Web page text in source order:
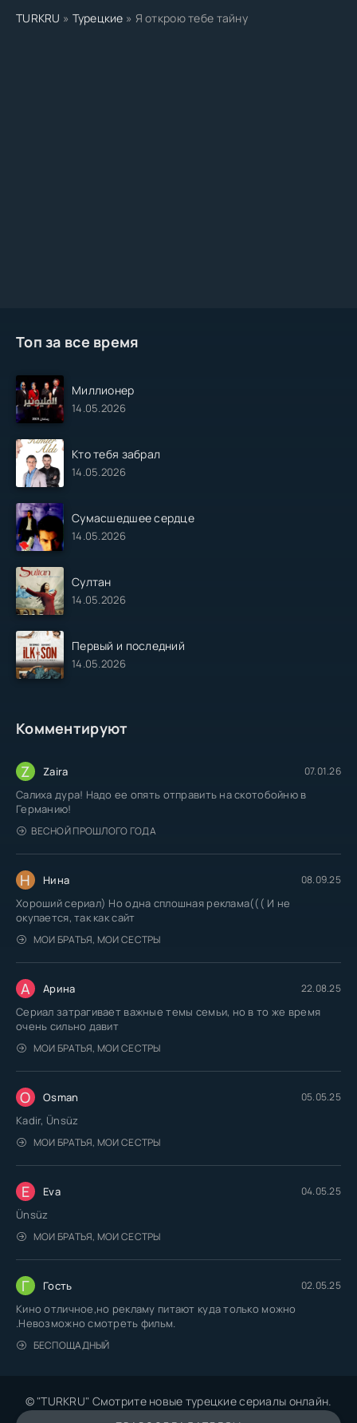
Топ за все время
Миллионер
14.05.2026
Кто тебя забрал
14.05.2026
Сумасшедшее сердце
14.05.2026
Султан
14.05.2026
Первый и последний
14.05.2026
Комментируют
Z Zaira 07.01.26
Салиха дура! Надо ее опять отправить на скотобойню в
Германию!
ВЕСНОЙ ПРОШЛОГО ГОДА
Н Нина 08.09.25
Хороший сериал) Но одна сплошная реклама((( И не
окупается, так как сайт
МОИ БРАТЬЯ, МОИ СЕСТРЫ
А Арина 22.08.25
Сериал затрагивает важные темы семьи, но в то же время
очень сильно давит
МОИ БРАТЬЯ, МОИ СЕСТРЫ
O Osman 05.05.25
Kadir, Ünsüz
МОИ БРАТЬЯ, МОИ СЕСТРЫ
E Eva 04.05.25
Ünsüz
МОИ БРАТЬЯ, МОИ СЕСТРЫ
Г Гость 02.05.25
Кино отличное,но рекламу питают куда только можно
.Невозможно смотреть фильм.
БЕСПОЩАДНЫЙ
TURKRU » Турецкие » Я открою тебе тайну
© "TURKRU" Смотрите новые турецкие сериалы онлайн.